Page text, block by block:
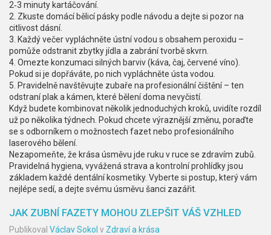
2‑3 minuty kartáčování.
2. Zkuste domácí bělicí pásky podle návodu a dejte si pozor na
citlivost dásní.
3. Každý večer vypláchněte ústní vodou s obsahem peroxidu –
pomůže odstranit zbytky jídla a zabrání tvorbě skvrn.
4. Omezte konzumaci silných barviv (káva, čaj, červené víno).
Pokud si je dopřáváte, po nich vypláchněte ústa vodou.
5. Pravidelně navštěvujte zubaře na profesionální čištění – ten
odstraní plak a kámen, které bělení doma nevyčistí.
Když budete kombinovat několik jednoduchých kroků, uvidíte rozdíl
už po několika týdnech. Pokud chcete výraznější změnu, poraďte
se s odborníkem o možnostech fazet nebo profesionálního
laserového bělení.
Nezapomeňte, že krása úsměvu jde ruku v ruce se zdravím zubů.
Pravidelná hygiena, vyvážená strava a kontrolní prohlídky jsou
základem každé dentální kosmetiky. Vyberte si postup, který vám
nejlépe sedí, a dejte svému úsměvu šanci zazářit.
JAK ZUBNÍ FAZETY MOHOU ZLEPŠIT VÁŠ VZHLED
Publikoval Václav Sokol v Zdraví a krása